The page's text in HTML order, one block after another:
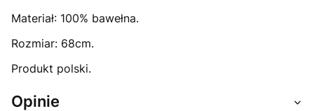
Materiał: 100% bawełna.
Rozmiar: 68cm.
Produkt polski.
Opinie